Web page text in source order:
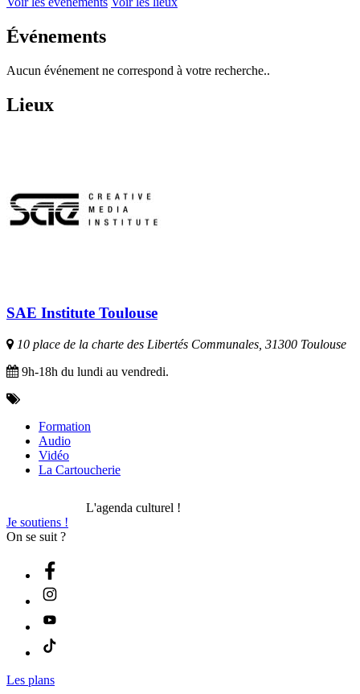
Événements
Aucun événement ne correspond à votre recherche..
Lieux
SAE Institute Toulouse
10 place de la charte des Libertés Communales, 31300 Toulouse
9h-18h du lundi au vendredi.
Formation
Audio
Vidéo
La Cartoucherie
L'agenda culturel !
Je soutiens !
On se suit ?
Les plans